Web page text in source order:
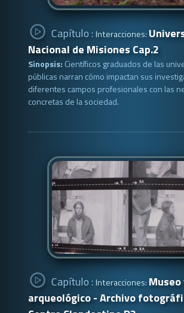
Capítulo : Interacciones:
Nacional de Misiones Cap.2
Sinopsis: Científicos graduados de las
públicas narran cómo impactan sus
diferentes campos profesionales con las
concretas de la sociedad.
Capítulo : Interacciones:
arqueológico - Archivo